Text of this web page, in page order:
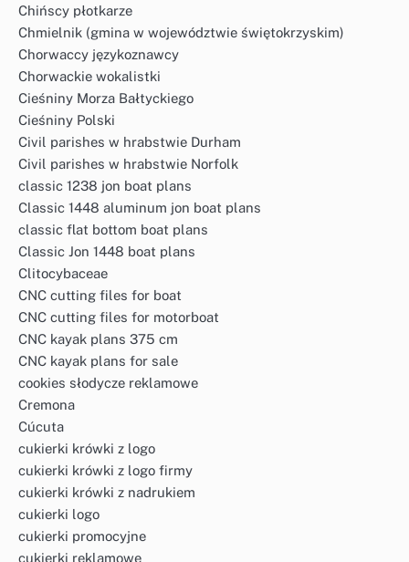
Chińscy płotkarze
Chmielnik (gmina w województwie świętokrzyskim)
Chorwaccy językoznawcy
Chorwackie wokalistki
Cieśniny Morza Bałtyckiego
Cieśniny Polski
Civil parishes w hrabstwie Durham
Civil parishes w hrabstwie Norfolk
classic 1238 jon boat plans
Classic 1448 aluminum jon boat plans
classic flat bottom boat plans
Classic Jon 1448 boat plans
Clitocybaceae
CNC cutting files for boat
CNC cutting files for motorboat
CNC kayak plans 375 cm
CNC kayak plans for sale
cookies słodycze reklamowe
Cremona
Cúcuta
cukierki krówki z logo
cukierki krówki z logo firmy
cukierki krówki z nadrukiem
cukierki logo
cukierki promocyjne
cukierki reklamowe